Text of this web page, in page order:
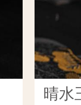
晴水